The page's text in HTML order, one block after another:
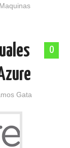
Maquinas
0
Gata